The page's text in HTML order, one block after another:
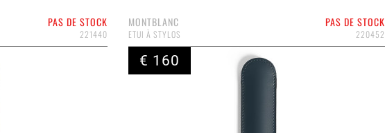
PAS DE STOCK
221440
PAS DE STOCK
MONTBLANC
220452
ETUI À STYLOS
€ 160